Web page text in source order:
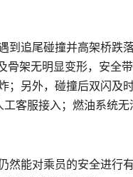
到追尾碰撞并高架桥跌
架无明显变形，安全
；另外，碰撞后双闪及
客服接入；燃油系统无
然能对乘员的安全进行